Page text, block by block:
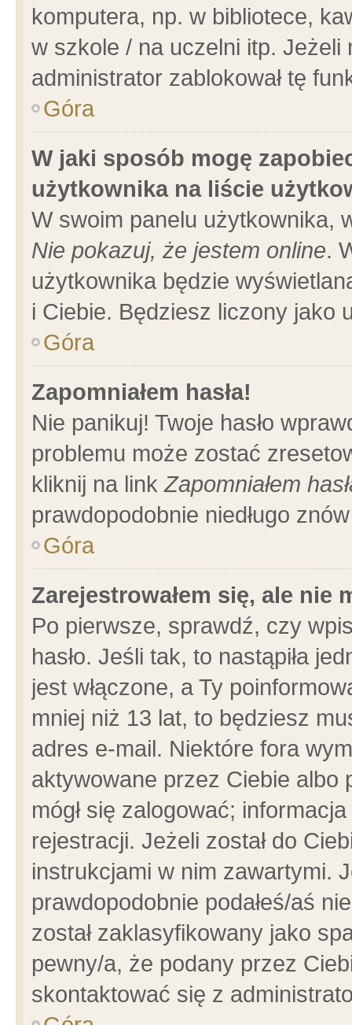
komputera, np. w bibliotece,
w szkole / na uczelni itp.
administrator zablokował tę
Góra
W jaki sposób mogę
użytkownika na liście
W swoim panelu użytkownika,
Nie pokazuj, że jestem online.
użytkownika będzie
i Ciebie. Będziesz liczony jako
Góra
Zapomniałem hasła!
Nie panikuj! Twoje hasło
problemu może zostać
kliknij na linkZapomniałem
prawdopodobnie niedługo
Góra
Zarejestrowałem się, ale nie
Po pierwsze, sprawdź, czy
hasło. Jeśli tak, to nastąpiła
jest włączone, a Ty
mniej niż 13 lat, to będziesz
adres e-mail. Niektóre fora
aktywowane przez Ciebie albo
mógł się zalogować;
rejestracji. Jeżeli został do
instrukcjami w nim zawartymi.
prawdopodobnie podałeś/aś
został zaklasyfikowany jako
pewny/a, że podany przez
skontaktować się z